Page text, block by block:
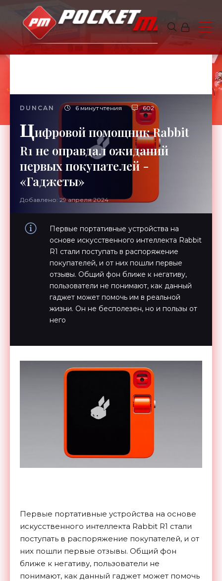
DUNCAN 6 минут чтения 602
Цифровой помощник Rabbit
R1 не оправдал ожиданий
первых покупателей -
«Гаджеты»
Добавлено: 29 апреля 2024
Первые портативные устройства на
основе искусственного интеллекта Rabbit
R1 стали поступать в распоряжение
покупателей, и от них пошли первые
отзывы. Общий фон ближе к негативу,
пользователи не понимают, как данный
гаджет может помочь им в реальной
жизни. Он не бесполезен, но и пользы от
него
Первые портативные устройства на основе
искусственного интеллекта Rabbit R1 стали
поступать в распоряжение покупателей, и от
них пошли первые отзывы. Общий фон
ближе к негативу, пользователи не
понимают, как данный гаджет может помочь